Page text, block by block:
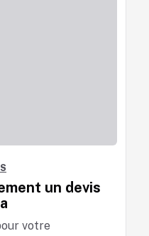
un devis
votre